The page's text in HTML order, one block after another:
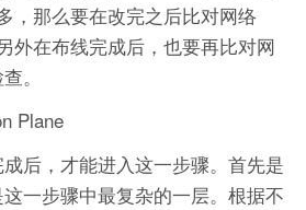
，那么要在改完之后比对网络
外在布线完成后，也要再比对网
。
Plane
后，才能进入这一步骤。首先是
一步骤中最复杂的一层。根据不